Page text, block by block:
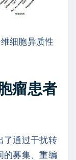
细胞异质性
瘤患者
了通过干扰转
的募集、重编